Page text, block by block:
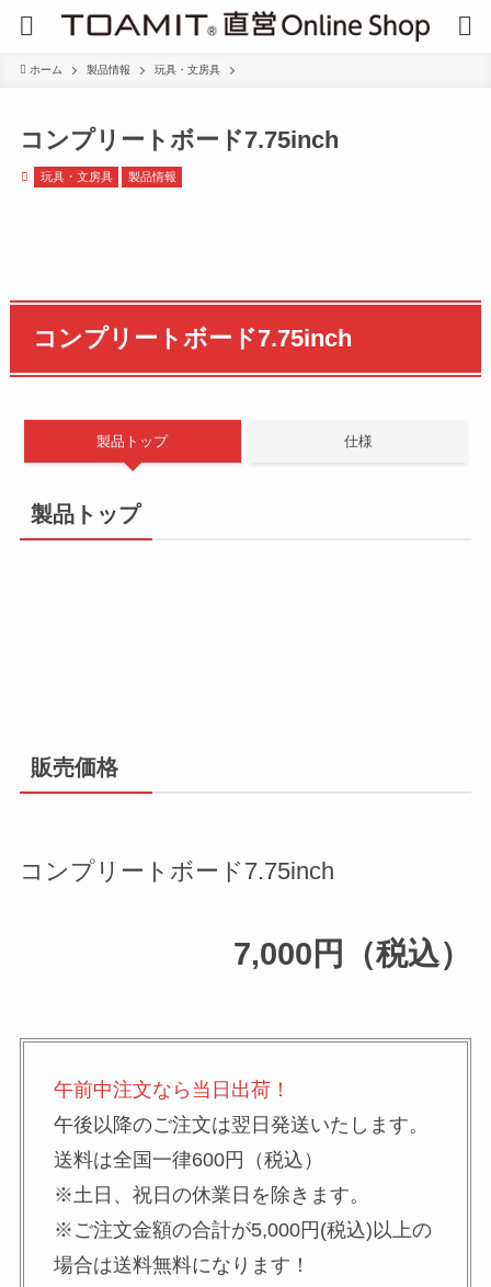
ホーム 製品情報 玩具・文房具
コンプリートボード7.75inch
玩具・文房具 製品情報
コンプリートボード7.75inch
製品トップ 仕様
製品トップ
販売価格
コンプリートボード7.75inch
7,000円（税込）
午前中注文なら当日出荷！
午後以降のご注文は翌日発送いたします。
送料は全国一律600円（税込）
※土日、祝日の休業日を除きます。
※ご注文金額の合計が5,000円(税込)以上の
場合は送料無料になります！